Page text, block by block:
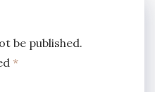
be published.
*